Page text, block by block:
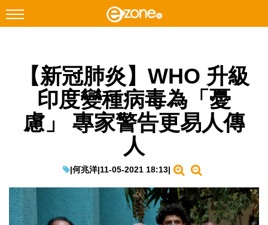
Facebook Instagram
科技焦點
網絡生活
EduTech
IT Times
【新冠肺炎】WHO 升級
印度變種病毒為「憂
慮」 專家警告更易人傳
人
|何兆洋|11-05-2021 18:13|